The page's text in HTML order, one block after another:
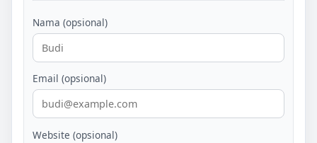
Nama (opsional)
Email (opsional)
Website (opsional)